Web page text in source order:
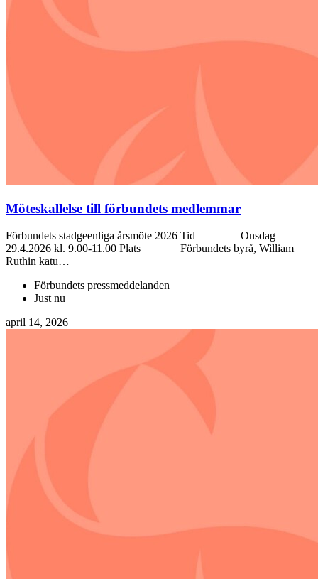
Möteskallelse till förbundets medlemmar
Förbundets stadgeenliga årsmöte 2026 Tid Onsdag
29.4.2026 kl. 9.00-11.00 Plats Förbundets byrå, William
Ruthin katu…
Förbundets pressmeddelanden
Just nu
april 14, 2026